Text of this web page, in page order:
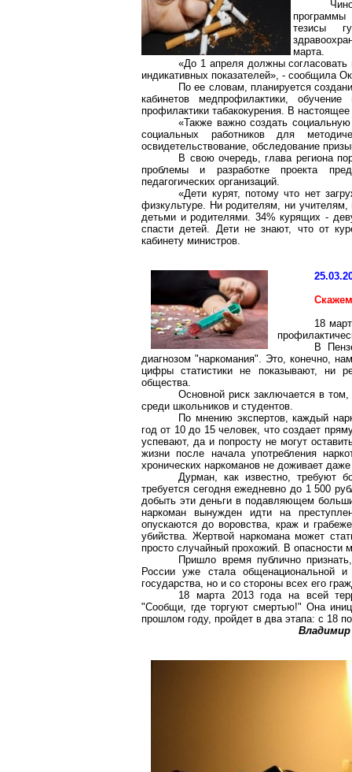
программы
тезисы
марта.
«До 1 апреля должны
индикативных показателей», - сообщила
По ее словам, планируется
кабинетов медпрофилактики, обучение
профилактики табакокурения. В настоящее
«Также важно создать
социальных работников для
освидетельствование, обследование
В свою очередь, глава региона
проблемы и разработке проекта
педагогических организаций.
«Дети курят, потому что нет
физкультуре. Ни родителям, ни
детьми и родителями. 34% курящих -
спасти детей. Дети не знают, что от
кабинету министров.
18
В
диагнозом "наркомания". Это, конечно,
цифры статистики не показывают, ни
общества.
Основной риск заключается в
среди школьников и студентов.
По мнению экспертов, каждый
год от 10 до 15 человек, что создает
успевают, да и попросту не могут
жизни после начала употребления
хронических наркоманов не доживает
Дурман, как известно, требуют
требуется сегодня ежедневно до 1 500
добыть эти деньги в подавляющем
наркоман вынужден идти на
опускаются до воровства, краж и
убийства. Жертвой наркомана может
просто случайный прохожий. В опасности
Пришло время публично
России уже стала общенациональной
государства, но и со стороны всех его
18 марта 2013 года на всей
"Сообщи, где торгуют смертью!" Она
прошлом году, пройдет в два этапа: с 18
Владимир